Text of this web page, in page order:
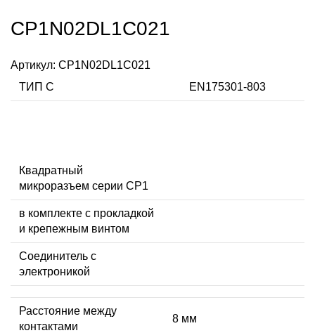
CP1N02DL1C021
Артикул: CP1N02DL1C021
ТИП C
EN175301-803
Квадратный
микроразъем серии CP1
в комплекте с прокладкой
и крепежным винтом
Соединитель с
электроникой
Расстояние между
контактами
8 мм